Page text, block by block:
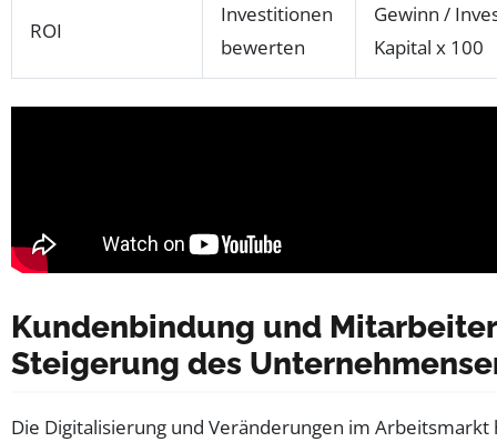
ROI
Investitionen
bewerten
Gewinn /
Kapital x 100
Kundenbindung und
Steigerung des
Die Digitalisierung und Veränderungen im Arbeitsmarkt